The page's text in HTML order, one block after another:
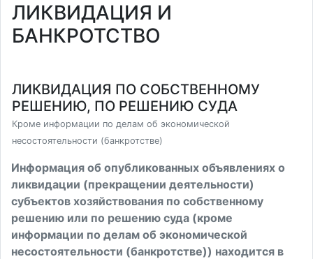
ЛИКВИДАЦИЯ И
БАНКРОТСТВО
ЛИКВИДАЦИЯ ПО СОБСТВЕННОМУ
РЕШЕНИЮ, ПО РЕШЕНИЮ СУДА
Кроме информации по делам об экономической
несостоятельности (банкротстве)
Информация об опубликованных объявлениях о
ликвидации (прекращении деятельности)
субъектов хозяйствования по собственному
решению или по решению суда (кроме
информации по делам об экономической
несостоятельности (банкротстве)) находится в